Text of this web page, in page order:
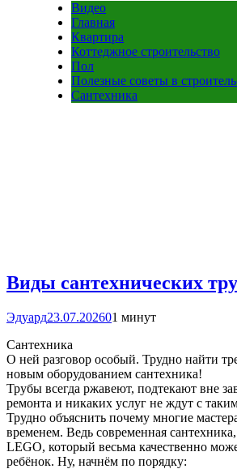
Видео
Главная
Квартира
Коттеджное строительство
Пол
Полезные советы в
Сантехника
Виды сантехнических
Эдуард23.07.202601 минут
Сантехника
О ней разговор особый. Трудно найти
новым оборудованием сантехника!
Трубы всегда ржавеют, подтекают вне
ремонта и никаких услуг не ждут с
Трудно объяснить почему многие
временем. Ведь современная
LEGO, который весьма качественно
ребёнок. Ну, начнём по порядку: